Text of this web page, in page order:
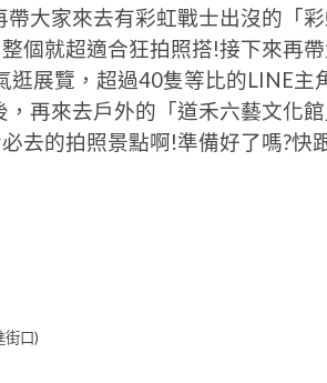
大家來去有彩虹戰士出沒的「
個就超適合狂拍照搭!接下來再
逛展覽，超過40隻等比的LINE主
再來去戶外的「道禾六藝文化
去的拍照景點啊!準備好了嗎?快
街口)